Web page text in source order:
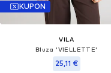
KUPON
VILA
Bluza 'VIELLETTE'
25,11 €